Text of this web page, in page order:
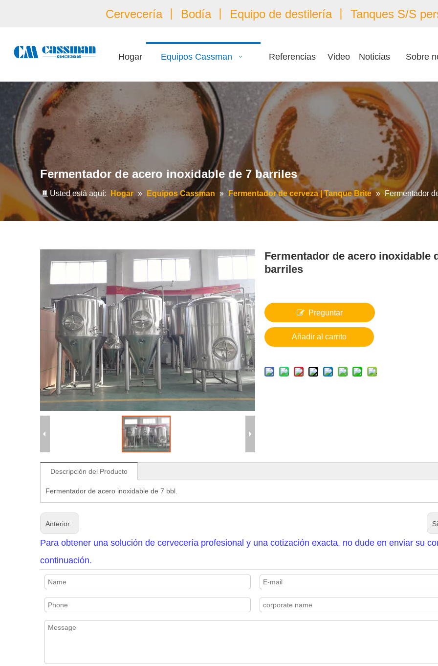
Cervecería 丨 Bodía 丨 Equipo de destilería 丨 Tanques S/S
Hogar Equipos Cassman Referencias Video Noticias Sobre
Fermentador de acero inoxidable de 7 barriles
Usted está aquí: Hogar » Equipos Cassman » Fermentador de cerveza | Tanque Brite » Fermentador
Fermentador de acero inoxidable
barriles
Preguntar
Añadir al carrito
Descripción del Producto
Fermentador de acero inoxidable de 7 bbl.
Anterior:
Para obtener una solución de cervecería profesional y una cotización exacta, no dude en enviar su
continuación.